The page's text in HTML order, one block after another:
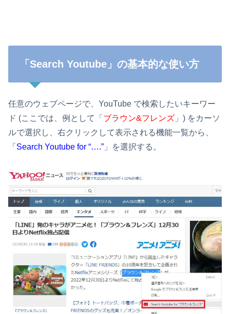
「Search Youtube」の基本的な使い方
任意のウェブページで、YouTube で検索したいキーワー
ド (ここでは、例として「 ブラウン&フレンズ 」) をカーソ
ルで選択し、右クリックして表示される機能一覧から、
「 Search Youtube for “….” 」を選択する。